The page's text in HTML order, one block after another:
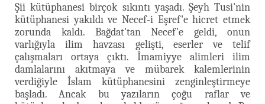
Şii kütüphanesi birçok sıkıntı yaşadı. Şeyh Tusi'nin
kütüphanesi yakıldı ve Necef-i Eşref'e hicret etmek
zorunda kaldı. Bağdat'tan Necef'e geldi, onun
varlığıyla ilim havzası gelişti, eserler ve telif
çalışmaları ortaya çıktı. İmamiyye alimleri ilim
damlalarını akıtmaya ve mübarek kalemlerinin
verdiğiyle İslam kütüphanesini zenginleştirmeye
başladı. Ancak bu yazıların çoğu raflar ve